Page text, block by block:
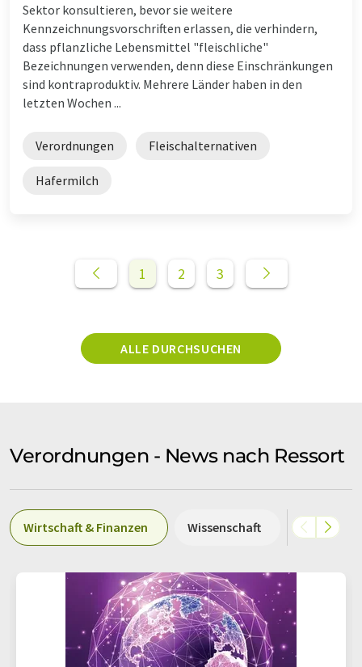
Sektor konsultieren, bevor sie weitere
Kennzeichnungsvorschriften erlassen, die verhindern,
dass pflanzliche Lebensmittel "fleischliche"
Bezeichnungen verwenden, denn diese Einschränkungen
sind kontraproduktiv. Mehrere Länder haben in den
letzten Wochen ...
Verordnungen Fleischalternativen
Hafermilch
1 2 3
ALLE DURCHSUCHEN
Verordnungen - News nach Ressort
Wirtschaft & Finanzen Wissenschaft Politik &